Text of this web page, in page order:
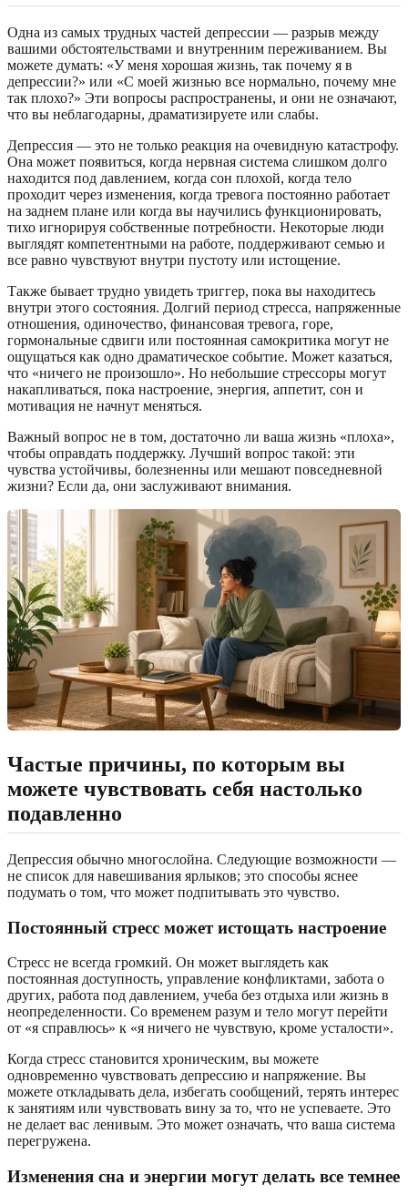
Одна из самых трудных частей депрессии — разрыв между
вашими обстоятельствами и внутренним переживанием. Вы
можете думать: «У меня хорошая жизнь, так почему я в
депрессии?» или «С моей жизнью все нормально, почему мне
так плохо?» Эти вопросы распространены, и они не означают,
что вы неблагодарны, драматизируете или слабы.
Депрессия — это не только реакция на очевидную катастрофу.
Она может появиться, когда нервная система слишком долго
находится под давлением, когда сон плохой, когда тело
проходит через изменения, когда тревога постоянно работает
на заднем плане или когда вы научились функционировать,
тихо игнорируя собственные потребности. Некоторые люди
выглядят компетентными на работе, поддерживают семью и
все равно чувствуют внутри пустоту или истощение.
Также бывает трудно увидеть триггер, пока вы находитесь
внутри этого состояния. Долгий период стресса, напряженные
отношения, одиночество, финансовая тревога, горе,
гормональные сдвиги или постоянная самокритика могут не
ощущаться как одно драматическое событие. Может казаться,
что «ничего не произошло». Но небольшие стрессоры могут
накапливаться, пока настроение, энергия, аппетит, сон и
мотивация не начнут меняться.
Важный вопрос не в том, достаточно ли ваша жизнь «плоха»,
чтобы оправдать поддержку. Лучший вопрос такой: эти
чувства устойчивы, болезненны или мешают повседневной
жизни? Если да, они заслуживают внимания.
Частые причины, по которым вы
можете чувствовать себя настолько
подавленно
Депрессия обычно многослойна. Следующие возможности —
не список для навешивания ярлыков; это способы яснее
подумать о том, что может подпитывать это чувство.
Постоянный стресс может истощать настроение
Стресс не всегда громкий. Он может выглядеть как
постоянная доступность, управление конфликтами, забота о
других, работа под давлением, учеба без отдыха или жизнь в
неопределенности. Со временем разум и тело могут перейти
от «я справлюсь» к «я ничего не чувствую, кроме усталости».
Когда стресс становится хроническим, вы можете
одновременно чувствовать депрессию и напряжение. Вы
можете откладывать дела, избегать сообщений, терять интерес
к занятиям или чувствовать вину за то, что не успеваете. Это
не делает вас ленивым. Это может означать, что ваша система
перегружена.
Изменения сна и энергии могут делать все темнее